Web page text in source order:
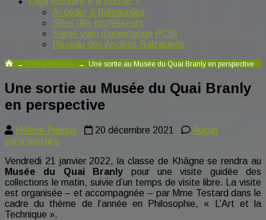
Accéder à Balzacolles
Sites des professeurs
Saisie vœu d’orientation PCSI
Réseau des Anciens Balzaciens
→ → Une sortie au Musée du Quai Branly en perspective
Une sortie au Musée du Quai Branly
en perspective
Hélène Pialoux 20 décembre 2021
Aucun
commentaire
sortie
au
Musée
du
Quai
Vendredi 21 janvier 2022, la classe de Khâgne se rendra au
Musée du Quai Branly pour une visite guidée des
collections le matin, suivie d’un temps de visite libre. La visite
est organisée – et accompagnée – par Mme Testard dans le
cadre du thème de l’année en Philosophie, « L’Art et la
Technique ».